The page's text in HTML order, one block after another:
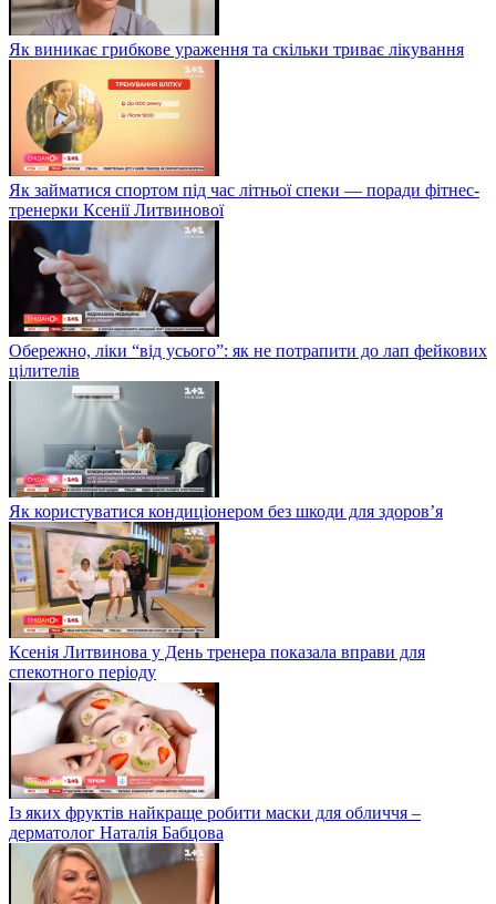
Як виникає грибкове ураження та скільки триває лікування
Як займатися спортом під час літньої спеки — поради фітнес-
тренерки Ксенії Литвинової
Обережно, ліки “від усього”: як не потрапити до лап фейкових
цілителів
Як користуватися кондиціонером без шкоди для здоров’я
Ксенія Литвинова у День тренера показала вправи для
спекотного періоду
Із яких фруктів найкраще робити маски для обличчя –
дерматолог Наталія Бабцова